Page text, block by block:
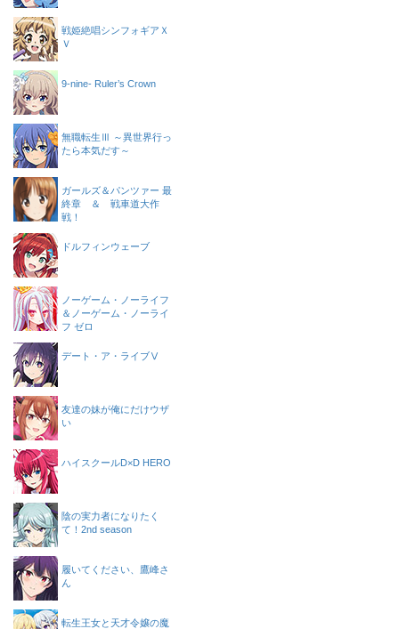
戦姫絶唱シンフォギアＸ
Ｖ
9-nine- Ruler’s Crown
無職転生Ⅲ ～異世界行っ
たら本気だす～
ガールズ＆パンツァー 最
終章 ＆ 戦車道大作
戦！
ドルフィンウェーブ
ノーゲーム・ノーライフ
＆ノーゲーム・ノーライ
フ ゼロ
デート・ア・ライブⅤ
友達の妹が俺にだけウザ
い
ハイスクールD×D HERO
陰の実力者になりたく
て！2nd season
履いてください、鷹峰さ
ん
転生王女と天才令嬢の魔